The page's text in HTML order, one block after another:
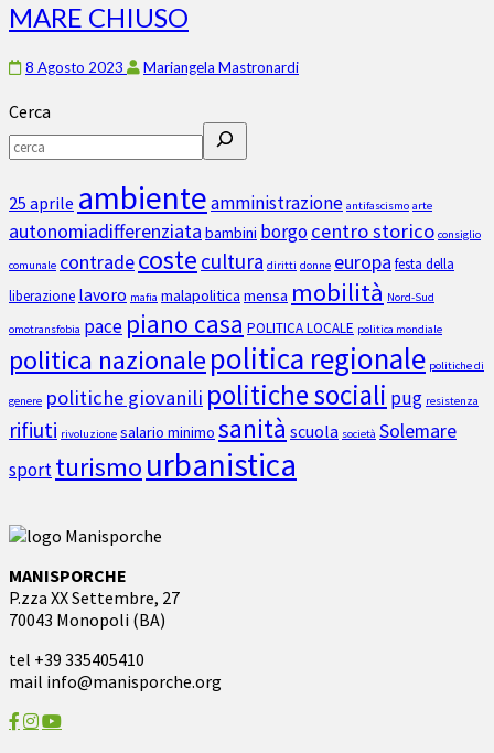
MARE CHIUSO
8 Agosto 2023 Mariangela Mastronardi
Cerca
25 aprile ambienteamministrazione antifascismo arte
autonomiadifferenziata bambini borgocentro storico consiglio
comunale contradecoste cultura diritti donne europa festa della
liberazione lavoro mafia malapolitica mensa mobilità Nord-Sud
omotransfobia pace piano casa POLITICA LOCALE politica mondiale
politica nazionalepolitica regionale politiche di
genere politiche giovanili politiche sociali pug resistenza
rifiuti rivoluzione salario minimo sanità scuola società Solemare
sportturismo urbanistica
MANISPORCHE
P.zza XX Settembre, 27
70043 Monopoli (BA)
tel +39 335405410
mail info@manisporche.org